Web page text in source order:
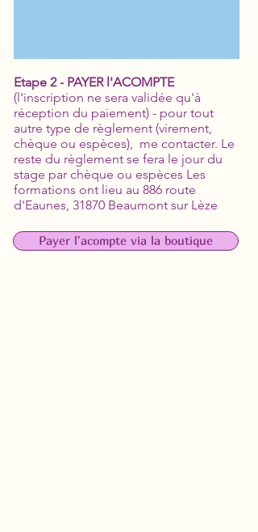
Etape 2 - PAYER l'ACOMPTE
(l'inscription ne sera validée qu'à
réception du paiement) - pour tout
autre type de règlement (virement,
chèque ou espèces), me contacter. Le
reste du règlement se fera le jour du
stage par chèque ou espèces Les
formations ont lieu au 886 route
d'Eaunes, 31870 Beaumont sur Lèze
Payer l'acompte via la boutique